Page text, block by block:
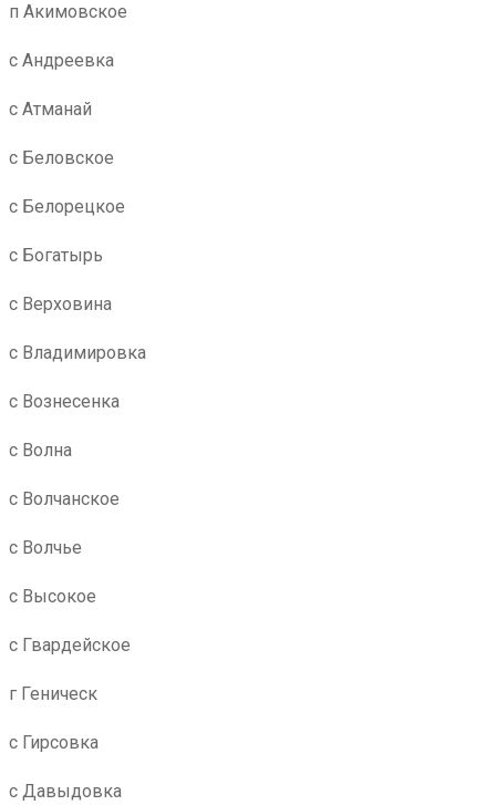
п Акимовское
с Андреевка
с Атманай
с Беловское
с Белорецкое
с Богатырь
с Верховина
с Владимировка
с Вознесенка
с Волна
с Волчанское
с Волчье
с Высокое
с Гвардейское
г Геническ
с Гирсовка
с Давыдовка